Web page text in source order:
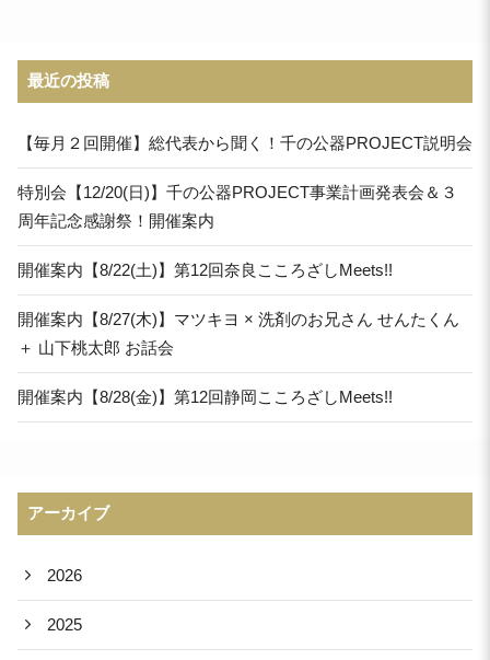
最近の投稿
【毎月２回開催】総代表から聞く！千の公器PROJECT説明会
特別会【12/20(日)】千の公器PROJECT事業計画発表会＆３
周年記念感謝祭！開催案内
開催案内【8/22(土)】第12回奈良こころざしMeets!!
開催案内【8/27(木)】マツキヨ × 洗剤のお兄さん せんたくん
＋ 山下桃太郎 お話会
開催案内【8/28(金)】第12回静岡こころざしMeets!!
アーカイブ
2026
2025